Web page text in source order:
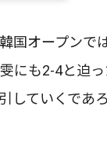
国オープンで
にも2-4と迫
していくであ